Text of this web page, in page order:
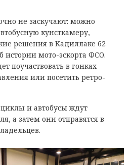
не заскучают: можно
кунсткамеру,
решения в Кадиллаке 62
истории мото-эскорта ФСО.
поучаствовать в гонках
или посетить ретро-
и автобусы ждут
а затем они отправятся в